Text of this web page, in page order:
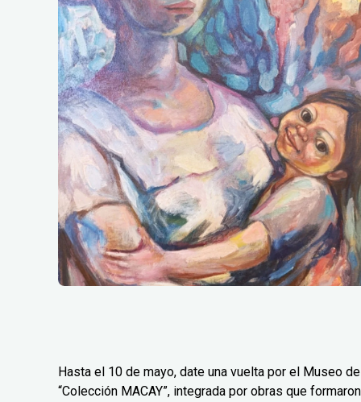
Hasta el 10 de mayo, date una vuelta por el Museo
“Colección MACAY”, integrada por obras que